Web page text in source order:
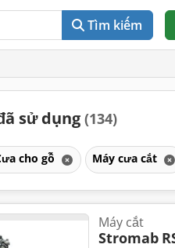
Tìm kiếm
sử dụng (134)
cho gỗ Máy cưa cắt
Máy cắt
Stromab